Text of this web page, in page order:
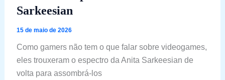
Sarkeesian
15 de maio de 2026
Como gamers não tem o que falar sobre videogames,
eles trouxeram o espectro da Anita Sarkeesian de
volta para assombrá-los